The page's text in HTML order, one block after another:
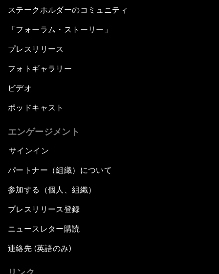
ステークホルダーのコミュニティ
「フォーラム・ストーリー」
プレスリリース
フォトギャラリー
ビデオ
ポッドキャスト
エンゲージメント
サインイン
パートナー（組織）について
参加する（個人、組織）
プレスリリース登録
ニュースレター購読
連絡先 (英語のみ)